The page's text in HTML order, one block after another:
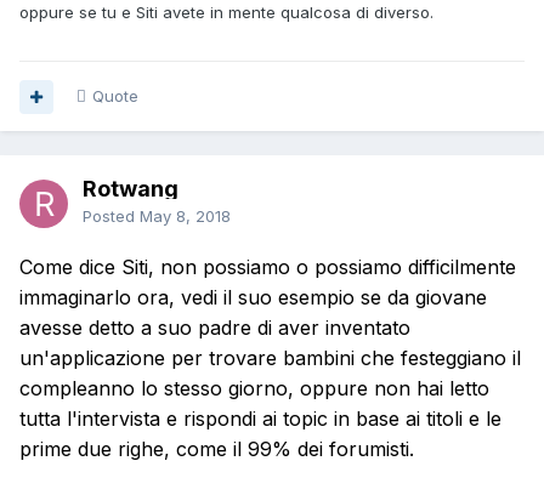
oppure se tu e Siti avete in mente qualcosa di diverso.
Quote
Rotwang
Posted May 8, 2018
Come dice Siti, non possiamo o possiamo difficilmente
immaginarlo ora, vedi il suo esempio se da giovane
avesse detto a suo padre di aver inventato
un'applicazione per trovare bambini che festeggiano il
compleanno lo stesso giorno, oppure non hai letto
tutta l'intervista e rispondi ai topic in base ai titoli e le
prime due righe, come il 99% dei forumisti.